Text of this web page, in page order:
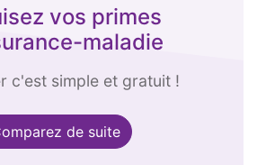
vos primes
maladie
c'est simple et gratuit !
de suite